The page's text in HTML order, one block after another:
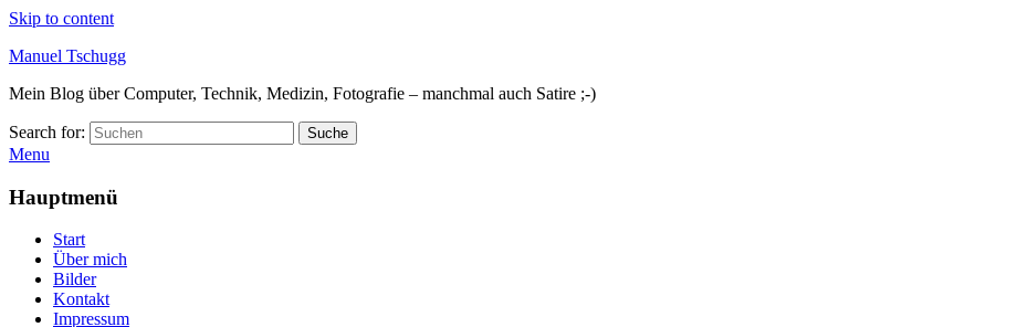
Skip to content
Manuel Tschugg
Mein Blog über Computer, Technik, Medizin, Fotografie – manchmal auch Satire ;-)
Search for: Suche
Menu
Hauptmenü
Start
Über mich
Bilder
Kontakt
Impressum